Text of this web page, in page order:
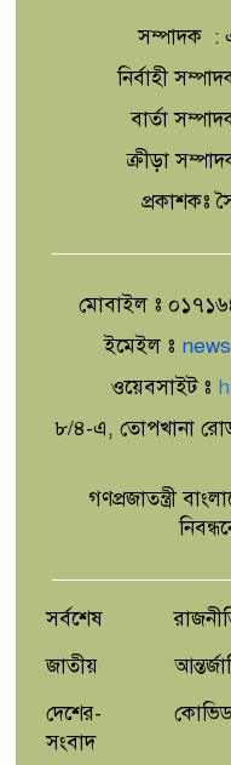
২০
সম্পাদক :
নির্বাহী
বার্তা
ক্রীড়া
প্রকাশকঃ
মোবাইল ঃ
ইমেইল ঃ
ওয়েবসাইট ঃ
৮/৪-এ, তোপখানা
গণপ্রজাতন্ত্রী
সর্বশেষ
জাতীয়
দেশের-
সংবাদ